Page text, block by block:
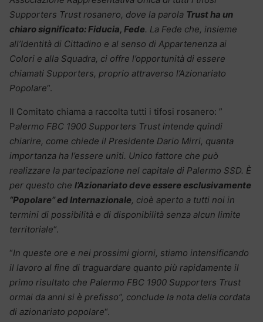
Supporters Trust rosanero, dove la parola Trust ha un
chiaro significato: Fiducia, Fede. La Fede che, insieme
all’Identità di Cittadino e al senso di Appartenenza ai
Colori e alla Squadra, ci offre l’opportunità di essere
chiamati Supporters, proprio attraverso l’Azionariato
Popolare“.
Il Comitato chiama a raccolta tutti i tifosi rosanero: ”
Palermo FBC 1900 Supporters Trust intende quindi
chiarire, come chiede il Presidente Dario Mirri, quanta
importanza ha l’essere uniti. Unico fattore che può
realizzare la partecipazione nel capitale di Palermo SSD. È
per questo che l’Azionariato deve essere esclusivamente
“Popolare” ed Internazionale, cioè aperto a tutti noi in
termini di possibilità e di disponibilità senza alcun limite
territoriale“.
“In queste ore e nei prossimi giorni, stiamo intensificando
il lavoro al fine di traguardare quanto più rapidamente il
primo risultato che Palermo FBC 1900 Supporters Trust
ormai da anni si è prefisso”, conclude la nota della cordata
di azionariato popolare“.